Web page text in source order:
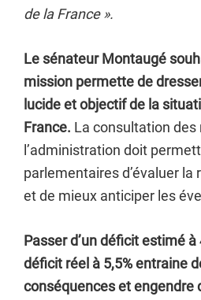
de la France ».
Le sénateur Montaugé
mission permette de
lucide et objectif de la
France. La consultation
l’administration doit
parlementaires d’évaluer
et de mieux anticiper les
Passer d’un déficit estimé à
déficit réel à 5,5% entraine
conséquences et engendre